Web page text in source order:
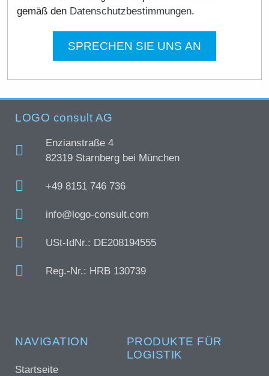
gemäß den Datenschutzbestimmungen.
SPRECHEN SIE UNS AN
LOGO consult AG
Enzianstraße 4
82319 Starnberg bei München
+49 8151 746 736
info@logo-consult.com
USt-IdNr.: DE208194555
Reg.-Nr.: HRB 130739
NAVIGATION
Startseite
PRODUKTE FÜR
LOGISTIK